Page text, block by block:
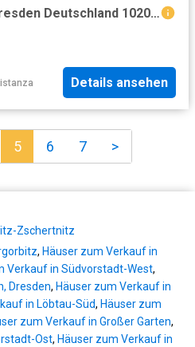
3 Schlafzimmer Haus Dresden Deutschland 102022692
Details ansehen
5 6 7 >
Zschertnitz
, Häuser zum Verkauf in
Verkauf in Südvorstadt-West,
Dresden, Häuser zum Verkauf in
in Löbtau-Süd, Häuser zum
zum Verkauf in Großer Garten,
Ost, Häuser zum Verkauf in